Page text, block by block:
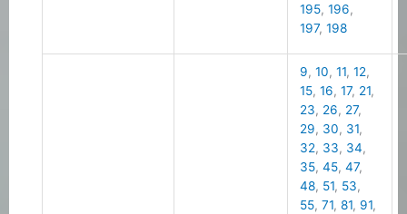
195,196,
197,198
9,10,11,12,
15,16,17, 21,
23, 26, 27,
29, 30, 31,
32, 33, 34,
35,45,47,
48, 51, 53,
55,71,81, 91,